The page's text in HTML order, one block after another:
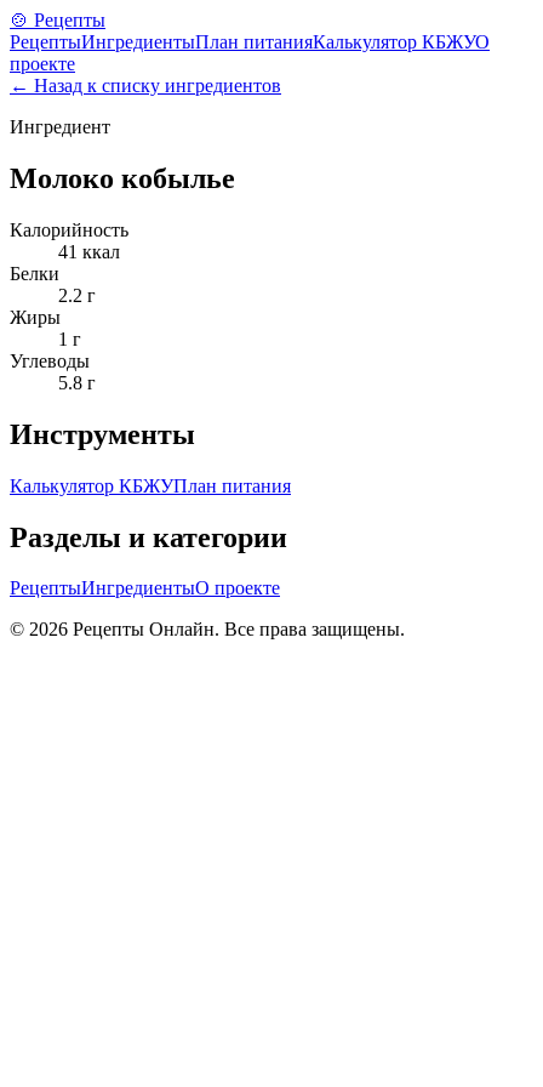
🍲 Рецепты
РецептыИнгредиентыПлан питанияКалькулятор КБЖУО
проекте
← Назад к списку ингредиентов
Ингредиент
Молоко кобылье
Калорийность
41 ккал
Белки
2.2 г
Жиры
1 г
Углеводы
5.8 г
Инструменты
Калькулятор КБЖУПлан питания
Разделы и категории
РецептыИнгредиентыО проекте
© 2026 Рецепты Онлайн. Все права защищены.